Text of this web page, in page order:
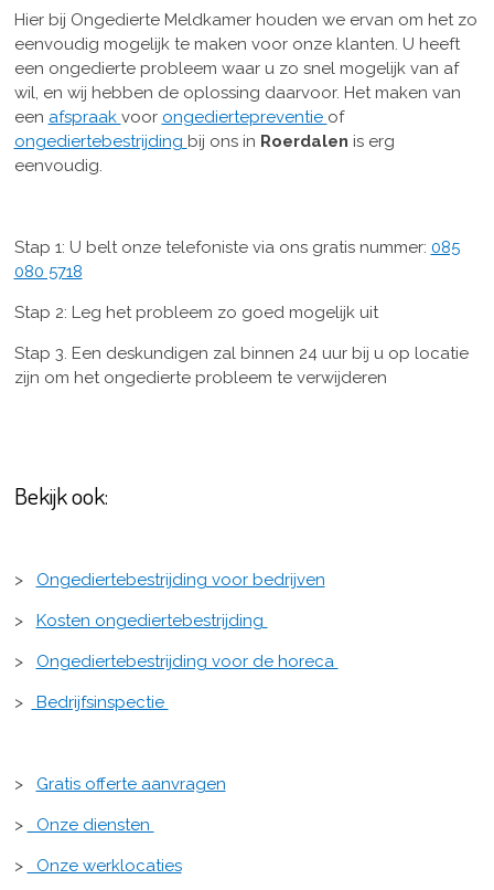
Hier bij Ongedierte Meldkamer houden we ervan om het zo
eenvoudig mogelijk te maken voor onze klanten. U heeft
een ongedierte probleem waar u zo snel mogelijk van af
wil, en wij hebben de oplossing daarvoor. Het maken van
een afspraak voor ongediertepreventie of
ongediertebestrijding bij ons in Roerdalen is erg
eenvoudig.
Stap 1: U belt onze telefoniste via ons gratis nummer: 085
080 5718
Stap 2: Leg het probleem zo goed mogelijk uit
Stap 3. Een deskundigen zal binnen 24 uur bij u op locatie
zijn om het ongedierte probleem te verwijderen
Bekijk ook:
> Ongediertebestrijding voor bedrijven
> Kosten ongediertebestrijding
> Ongediertebestrijding voor de horeca
> Bedrijfsinspectie
> Gratis offerte aanvragen
> Onze diensten
> Onze werklocaties